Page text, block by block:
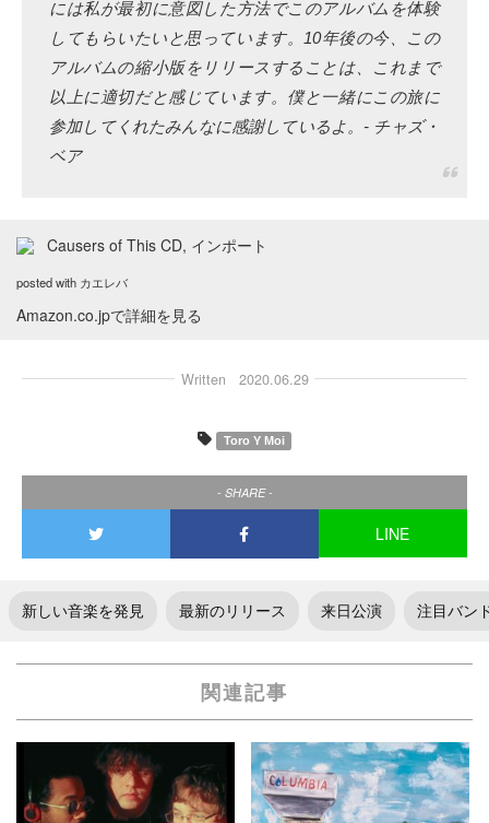
には私が最初に意図した方法でこのアルバムを体験
してもらいたいと思っています。10年後の今、この
アルバムの縮小版をリリースすることは、これまで
以上に適切だと感じています。僕と一緒にこの旅に
参加してくれたみんなに感謝しているよ。- チャズ・
ベア
Causers of This CD, インポート
posted with カエレバ
Amazon.co.jpで詳細を見る
Written 2020.06.29
Toro Y Moi
- SHARE -
LINE
新しい音楽を発見 最新のリリース 来日公演 注目バン
関連記事